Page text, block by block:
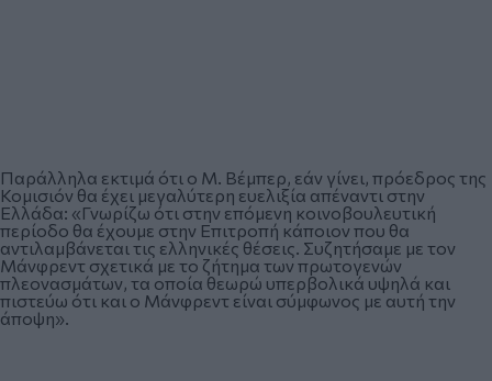
Παράλληλα εκτιμά ότι ο Μ. Βέμπερ, εάν γίνει, πρόεδρος της
Κομισιόν θα έχει μεγαλύτερη ευελιξία απέναντι στην
Ελλάδα: «Γνωρίζω ότι στην επόμενη κοινοβουλευτική
περίοδο θα έχουμε στην Επιτροπή κάποιον που θα
αντιλαμβάνεται τις ελληνικές θέσεις. Συζητήσαμε με τον
Μάνφρεντ σχετικά με το ζήτημα των πρωτογενών
πλεονασμάτων, τα οποία θεωρώ υπερβολικά υψηλά και
πιστεύω ότι και ο Μάνφρεντ είναι σύμφωνος με αυτή την
άποψη».